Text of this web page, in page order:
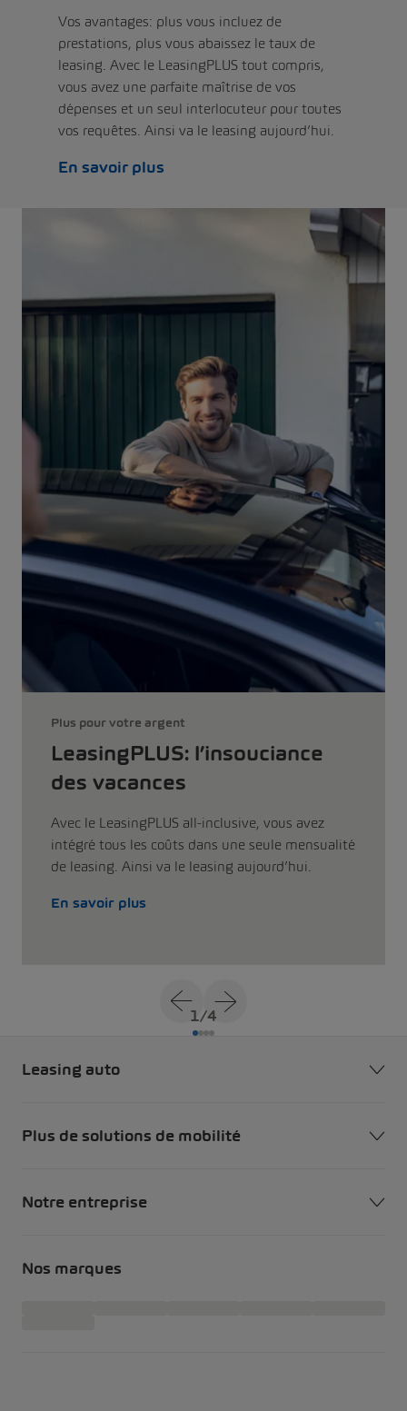
Vos avantages: plus vous incluez de
prestations, plus vous abaissez le taux de
leasing. Avec le LeasingPLUS tout compris,
vous avez une parfaite maîtrise de vos
dépenses et un seul interlocuteur pour toutes
vos requêtes. Ainsi va le leasing aujourd’hui.
En savoir plus
Plus pour votre argent
LeasingPLUS: l’insouciance
des vacances
Avec le LeasingPLUS all-inclusive, vous avez
intégré tous les coûts dans une seule mensualité
de leasing. Ainsi va le leasing aujourd’hui.
En savoir plus
1/4
Leasing auto
Plus de solutions de mobilité
Notre entreprise
Nos marques